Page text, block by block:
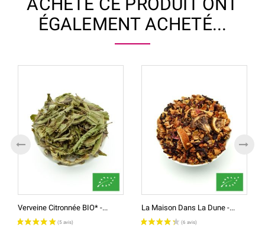
ÉGALEMENT ACHETÉ...
Verveine Citronnée BIO* -... La Maison Dans La Dune -...